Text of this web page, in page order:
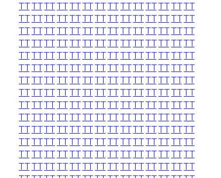
TTTTTTTTTTTTTTTTTTTTTTTTTTTT
TTTTTTTTTTTTTTTTTTTTTTTTTTTT
TTTTTTTTTTTTTTTTTTTTTTTTTTTT
TTTTTTTTTTTTTTTTTTTTTTTTTTTT
TTTTTTTTTTTTTTTTTTTTTTTTTTTT
TTTTTTTTTTTTTTTTTTTTTTTTTTTT
TTTTTTTTTTTTTTTTTTTTTTTTTTTT
TTTTTTTTTTTTTTTTTTTTTTTTTTTT
TTTTTTTTTTTTTTTTTTTTTTTTTTTT
TTTTTTTTTTTTTTTTTTTTTTTTTTTT
TTTTTTTTTTTTTTTTTTTTTTTTTTTT
TTTTTTTTTTTTTTTTTTTTTTTTTTTT
TTTTTTTTTTTTTTTTTTTTTTTTTTTT
TTTTTTTTTTTTTTTTTTTTTTTTTTTT